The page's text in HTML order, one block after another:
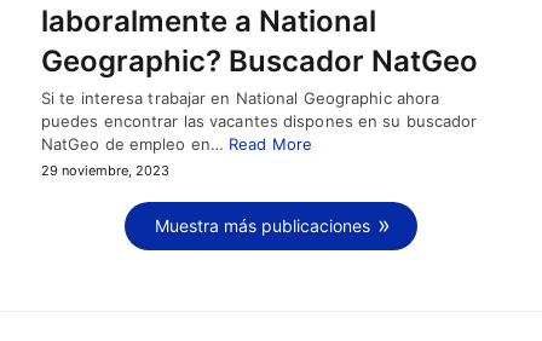
laboralmente a National
Geographic? Buscador NatGeo
Si te interesa trabajar en National Geographic ahora
puedes encontrar las vacantes dispones en su buscador
NatGeo de empleo en… Read More
29 noviembre, 2023
Muestra más publicaciones